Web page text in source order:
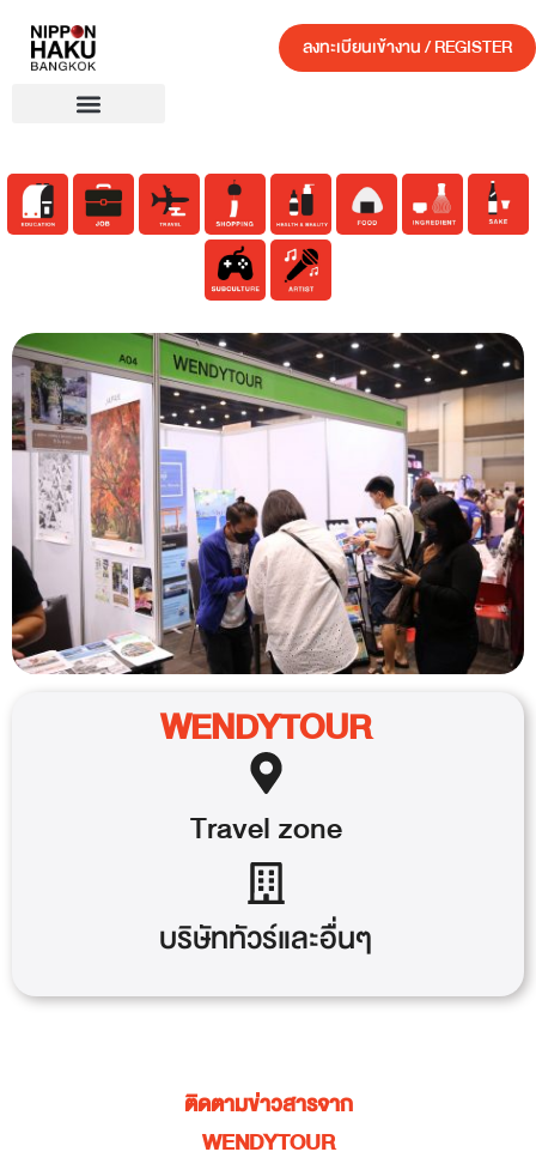
ลงทะเบียนเข้างาน / REGISTER
WENDYTOUR
Travelzone
บริษัททัวร์และอื่นๆ
ติดตามข่าวสารจาก
WENDYTOUR